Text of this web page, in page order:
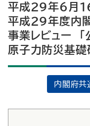
平成29年6月
平成29年度内
事業レビュー 「
原子力防災基
内閣府共